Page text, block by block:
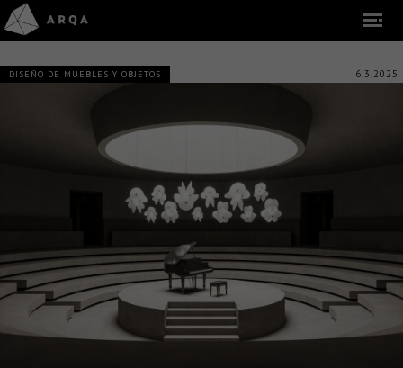
DISEÑO DE MUEBLES Y OBJETOS 6.3.2025